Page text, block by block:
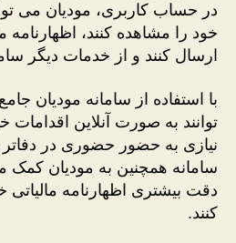
در حساب کاربری، مودیان می
خود را مشاهده کنند، اظهارنامه
ارسال کنند و از خدمات دیگر
با استفاده از سامانه مودیان
‌توانند به صورت آنلاین اقدامات
نیازی به حضور حضوری در دفاتر
سامانه همچنین به مودیان کمک
دقت بیشتری اظهارنامه مالیاتی
کنند.